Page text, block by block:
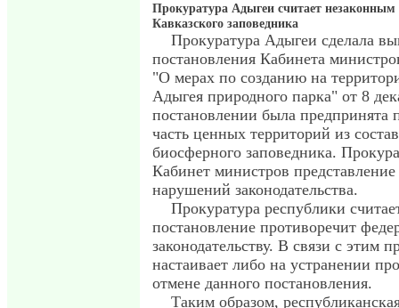
Прокуратура Адыгеи считает незаконным
Кавказского заповедника
Прокуратура Адыгеи сделала
постановления Кабинета
"О мерах по созданию на
Адыгея природного парка" от 8
постановлении была предпринята
часть ценных территорий из
биосферного заповедника.
Кабинет министров
нарушений законодательства.
Прокуратура республики
постановление противоречит
законодательству. В связи с этим
настаивает либо на устранении
отмене данного постановления.
Таким образом,